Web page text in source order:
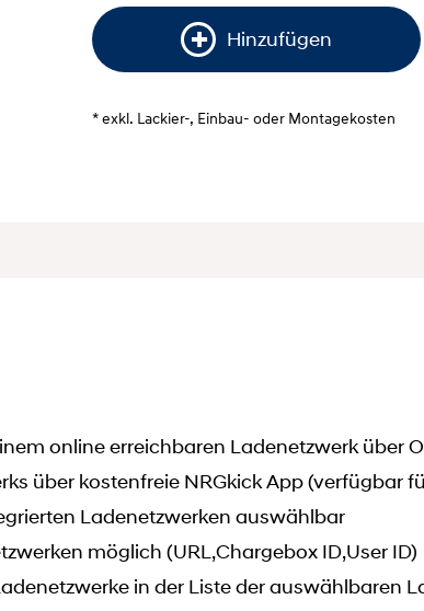
Hinzufügen
* exkl. Lackier-, Einbau- oder Montagekosten
online erreichbaren Ladenetzwerk über
über kostenfreie NRGkick App (verfügbar
Ladenetzwerken auswählbar
möglich (URL,Chargebox ID,User ID)
in der Liste der auswählbaren